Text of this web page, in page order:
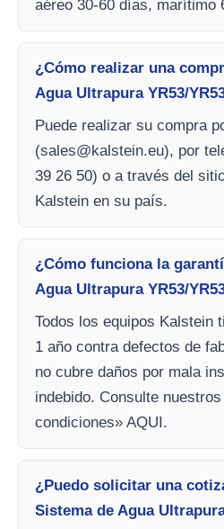
aéreo 30-60 días, marítimo
¿Cómo realizar una
Agua Ultrapura YR53/
Puede realizar su compra
(sales@kalstein.eu), por
39 26 50) o a través del
Kalstein en su país.
¿Cómo funciona la
Agua Ultrapura YR53/
Todos los equipos Kalstein
1 año contra defectos de
no cubre daños por mala
indebido. Consulte
condiciones» AQUI.
¿Puedo solicitar una
Sistema de Agua